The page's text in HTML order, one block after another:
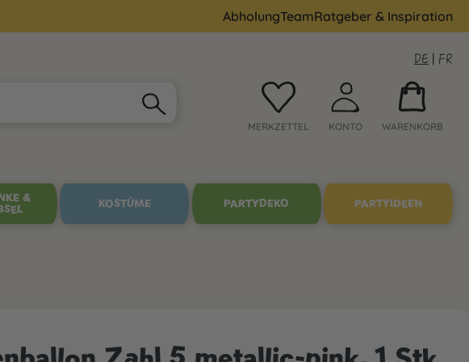
AbholungTeamRatgeber & Inspiration
DE | FR
MERKZETTEL KONTO WARENKORB
&
KOSTÜME PARTYDEKO PARTYIDEEN